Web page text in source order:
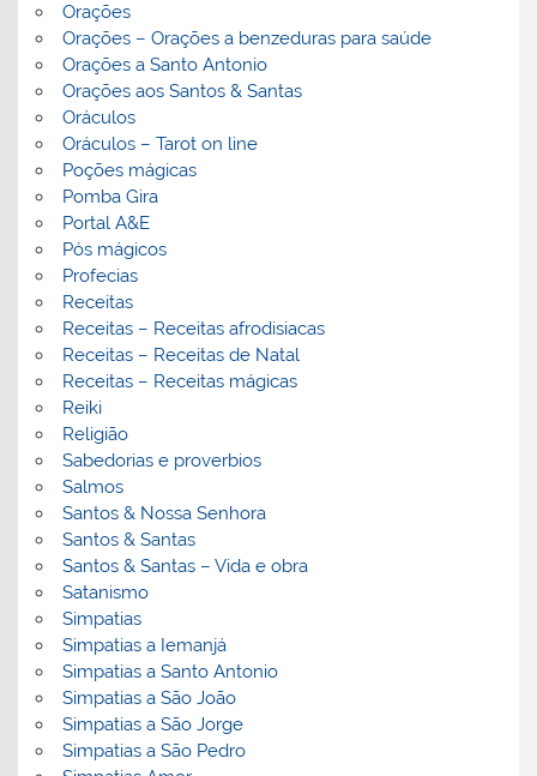
Orações
Orações – Orações a benzeduras para saúde
Orações a Santo Antonio
Orações aos Santos & Santas
Oráculos
Oráculos – Tarot on line
Poções mágicas
Pomba Gira
Portal A&E
Pós mágicos
Profecias
Receitas
Receitas – Receitas afrodisiacas
Receitas – Receitas de Natal
Receitas – Receitas mágicas
Reiki
Religião
Sabedorias e proverbios
Salmos
Santos & Nossa Senhora
Santos & Santas
Santos & Santas – Vida e obra
Satanismo
Simpatias
Simpatias a Iemanjá
Simpatias a Santo Antonio
Simpatias a São João
Simpatias a São Jorge
Simpatias a São Pedro